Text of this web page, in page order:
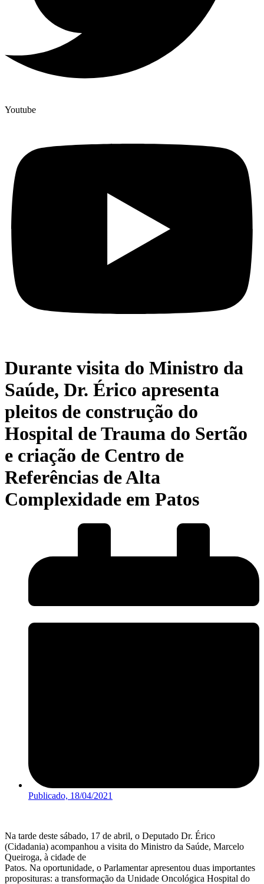
Youtube
Durante visita do Ministro da
Saúde, Dr. Érico apresenta
pleitos de construção do
Hospital de Trauma do Sertão
e criação de Centro de
Referências de Alta
Complexidade em Patos
Publicado, 18/04/2021
Na tarde deste sábado, 17 de abril, o Deputado Dr. Érico
(Cidadania) acompanhou a visita do Ministro da Saúde, Marcelo
Queiroga, à cidade de
Patos. Na oportunidade, o Parlamentar apresentou duas importantes
proposituras: a transformação da Unidade Oncológica Hospital do